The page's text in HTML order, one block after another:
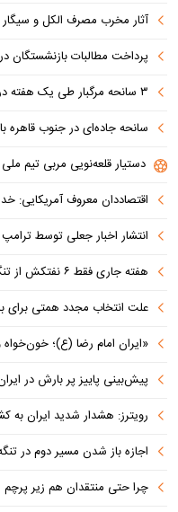
آثار مخرب مصرف الکل و سیگار
پرداخت مطالبات بازنشستگان در
۳ سانحه مرگبار طی یک هفته در بزرگراه‌های تهران؛ هشدار دوباره به رانندگان و عابران
سانحه جاده‌ای در جنوب قاهره با ۱۴ کشته و زخمی
دستیار قلعه‌نویی مربی تیم ملی
اقتصاددان معروف آمریکایی:
انتشار اخبار جعلی توسط
هفته جاری فقط ۶ نفتکش از تنگه عبور کردند
علت انتخاب مجدد همتی برای بانک مرکزی
«ایران امام رضا (ع)؛
پیش‌بینی پاییز پر بارش در
رویترز: هشدار شدید ایران به
اجازه باز شدن مسیر دوم در
چرا حتی منتقدان هم زیر پرچم